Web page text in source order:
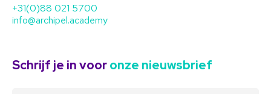
+31(0)88 021 5700
info@archipel.academy
Schrijf je in vooronze nieuwsbrief